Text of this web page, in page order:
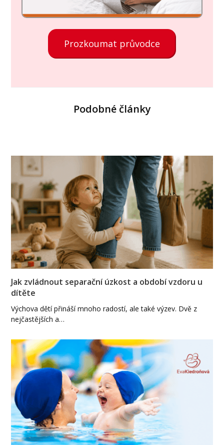
Prozkoumat průvodce
Podobné články
Jak zvládnout separační úzkost a období vzdoru u
dítěte
Výchova dětí přináší mnoho radostí, ale také výzev. Dvě z
nejčastějších a…